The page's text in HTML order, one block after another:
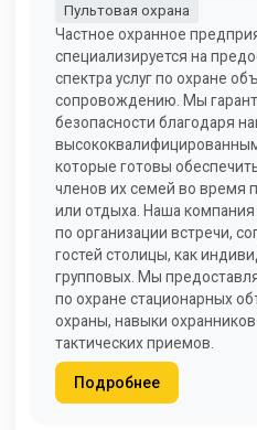
Пультовая охрана
Частное охранное
специализируется на
спектра услуг по охране
сопровождению. Мы
безопасности благодаря
которые готовы
членов их семей во время
или отдыха. Наша компания
по организации встречи,
гостей столицы, как
групповых. Мы
по охране стационарных
охраны, навыки
тактических приемов.
Подробнее